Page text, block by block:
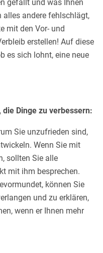
gefällt und was Ihnen
alles andere fehlschlägt,
mit den Vor- und
erstellen! Auf diese
es sich lohnt, eine neue
Dinge zu verbessern:
Sie unzufrieden sind,
Wenn Sie mit
sollten Sie alle
mit ihm besprechen.
können Sie
und zu erklären,
wenn er Ihnen mehr